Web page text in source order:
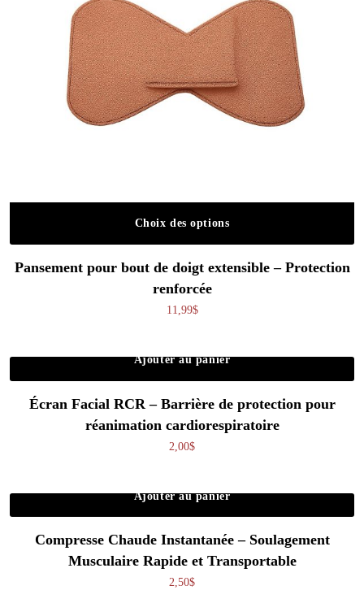
Choix des options
Pansement pour bout de doigt extensible – Protection
renforcée
11,99$
Ajouter au panier
Écran Facial RCR – Barrière de protection pour
réanimation cardiorespiratoire
2,00$
Ajouter au panier
Compresse Chaude Instantanée – Soulagement
Musculaire Rapide et Transportable
2,50$